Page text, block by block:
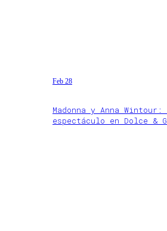
Feb 28
Madonna y Anna
espectáculo en Dolce &